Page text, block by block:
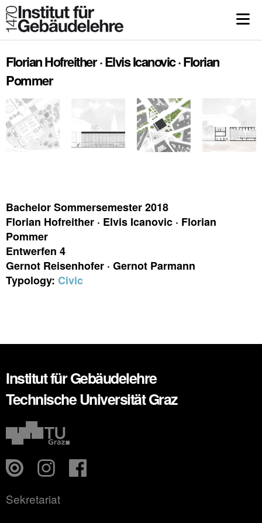
Florian Hofreither · Elvis Icanovic · Florian
Pommer
Bachelor Sommersemester 2018
Florian Hofreither · Elvis Icanovic · Florian
Pommer
Entwerfen 4
Gernot Reisenhofer · Gernot Parmann
Typology: Civic
Institut für Gebäudelehre
Technische Universität Graz
Sekretariat